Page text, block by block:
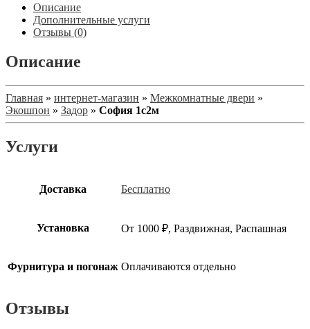
Описание
Дополнительные услуги
Отзывы (0)
Описание
Главная » интернет-магазин » Межкомнатные двери »
Экошпон » Задор » София 1с2м
Услуги
Доставка Бесплатно
Установка От 1000 ₽, Раздвижная, Распашная
Фурнитура и погонаж Оплачиваются отдельно
Отзывы